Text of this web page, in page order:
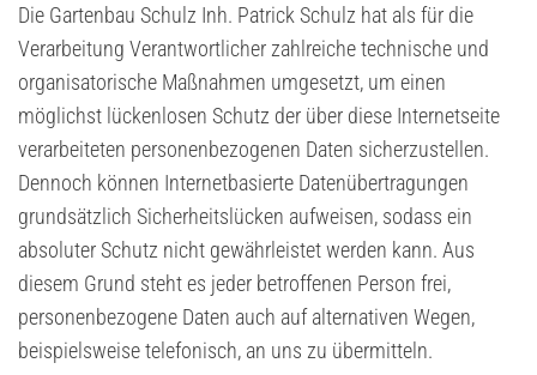
Die Gartenbau Schulz Inh. Patrick Schulz hat als für die
Verarbeitung Verantwortlicher zahlreiche technische und
organisatorische Maßnahmen umgesetzt, um einen
möglichst lückenlosen Schutz der über diese Internetseite
verarbeiteten personenbezogenen Daten sicherzustellen.
Dennoch können Internetbasierte Datenübertragungen
grundsätzlich Sicherheitslücken aufweisen, sodass ein
absoluter Schutz nicht gewährleistet werden kann. Aus
diesem Grund steht es jeder betroffenen Person frei,
personenbezogene Daten auch auf alternativen Wegen,
beispielsweise telefonisch, an uns zu übermitteln.